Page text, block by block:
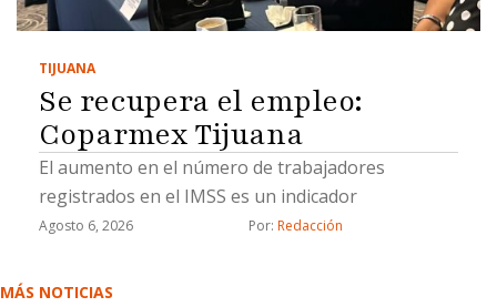
TIJUANA
Se recupera el empleo:
Coparmex Tijuana
El aumento en el número de trabajadores
registrados en el IMSS es un indicador
Agosto 6, 2026 Por: Redacción
MÁS NOTICIAS